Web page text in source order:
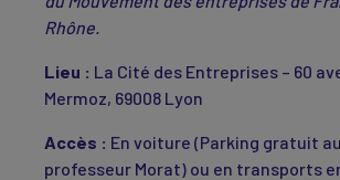
Rhône.
Lieu : La Cité des Entreprises – 60
Mermoz, 69008 Lyon
Accès : En voiture (Parking gratuit
professeur Morat) ou en transports